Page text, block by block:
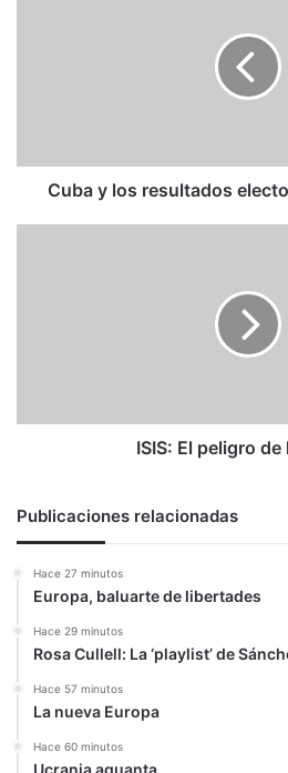
Cuba y los resultados
ISIS: El peligro
Publicaciones relacionadas
Hace 27 minutos
Europa, baluarte de libertades
Hace 29 minutos
Rosa Cullell: La ‘playlist’ de
Hace 57 minutos
La nueva Europa
Hace 60 minutos
Ucrania aguanta